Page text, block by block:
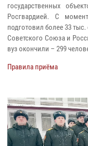
государственных
Росгвардией. С
подготовил более 33
Советского Союза и
вуз окончили – 299
Правила приёма